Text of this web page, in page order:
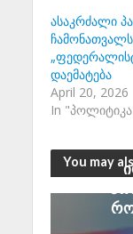
ასაკრძალი
ჩამონათვალს
დაემატება
April 20, 2026
In
You may